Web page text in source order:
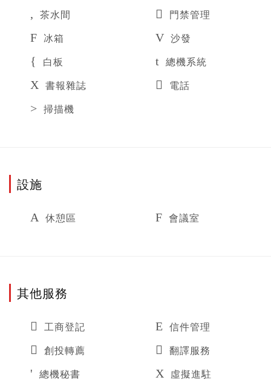
茶水間
門禁管理
冰箱
沙發
白板
總機系統
書報雜誌
電話
掃描機
設施
休憩區 會議室
其他服務
工商登記
信件管理
創投轉薦
翻譯服務
總機秘書
虛擬進駐